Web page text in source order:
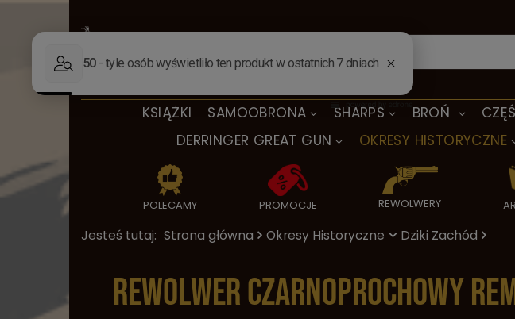
KSIĄŻKI SAMOOBRONA SHARPS BROŃ
DERRINGER GREAT GUN
OKRESY HISTORYCZNE
POLECAMY PROMOCJE REWOLWERY
Jesteś tutaj: Strona główna Okresy Historyczne Dziki Zachód
Rewolwer czarnoprochowy